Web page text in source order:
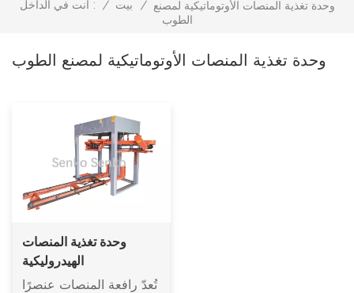
أنت في الداخل : / بيت /
وحدة تغذية المنصات الأوتوماتيكية لمصنع
الطوب
وحدة تغذية المنصات الأوتوماتيكية لمصنع الطوب
وحدة تغذية المنصات
الهيدروليكية
تُعدّ رافعة المنصات عنصرًا